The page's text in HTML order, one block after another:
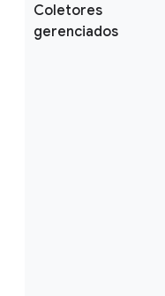
Coletores
gerenciados